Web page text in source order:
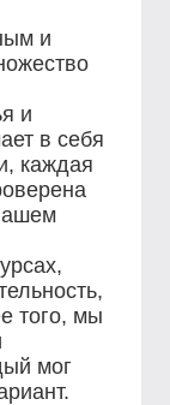
и
и
в себя
каждая
того, мы
мог